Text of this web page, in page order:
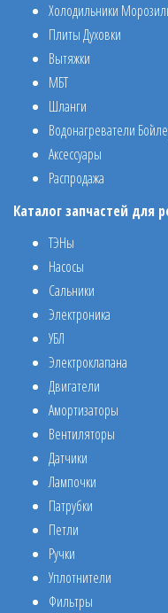
Холодильники
Плиты Духовки
Вытяжки
МБТ
Шланги
Водонагреватели
Аксессуары
Распродажа
Каталог запчастей для
ТЭНы
Насосы
Сальники
Электроника
УБЛ
Электроклапана
Двигатели
Амортизаторы
Вентиляторы
Датчики
Лампочки
Патрубки
Петли
Ручки
Уплотнители
Фильтры